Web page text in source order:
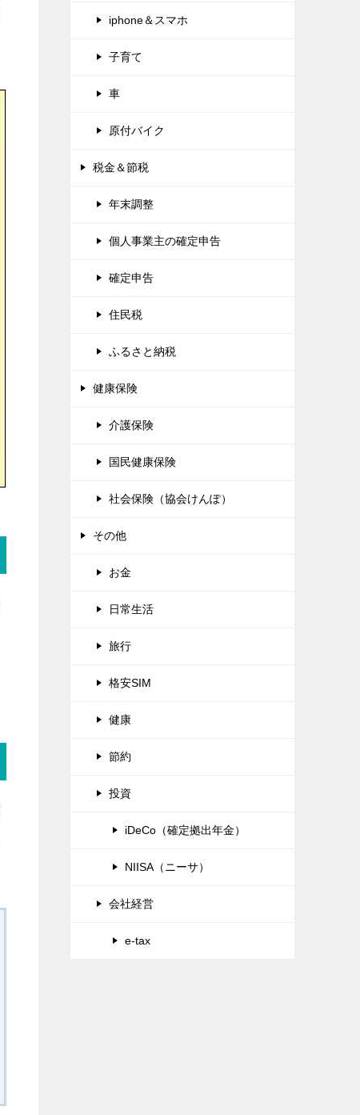
iphone＆スマホ
子育て
車
原付バイク
税金＆節税
年末調整
個人事業主の確定申告
確定申告
住民税
ふるさと納税
健康保険
介護保険
国民健康保険
社会保険（協会けんぽ）
その他
お金
日常生活
旅行
格安SIM
健康
節約
投資
iDeCo（確定拠出年金）
NIISA（ニーサ）
会社経営
e-tax